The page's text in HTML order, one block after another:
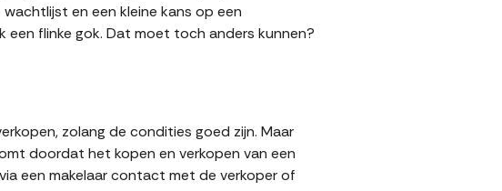
en een kleine kans op een
een flinke gok. Dat moet toch anders kunnen?
zolang de condities goed zijn. Maar
doordat het kopen en verkopen van een
een makelaar contact met de verkoper of